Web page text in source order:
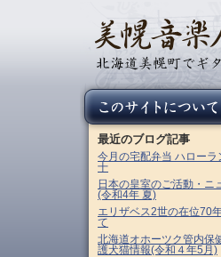
最近のブログ記事
今月の宅配弁当 ハローラ
十
日本の皇室のご活動・ニ
(令和4年 夏)
エリザベス2世の在位70
て
北海道オホーツク管内保
護犬猫情報(令和４年5月)